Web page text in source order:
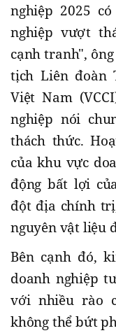
nghiệp 2025
nghiệp vượt
cạnh tranh", ông
tịch Liên đoàn
Việt Nam
nghiệp nói
thách thức.
của khu vực
động bất lợi
đột địa chính
nguyên vật liệu
Bên cạnh đó,
doanh nghiệp
với nhiều rào
không thể bứt